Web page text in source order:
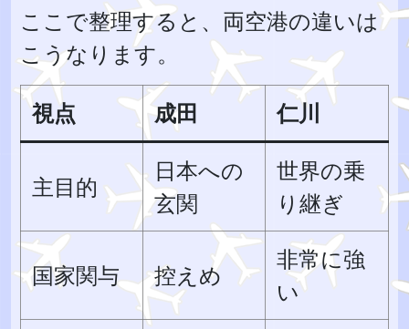
ここで整理すると、両空港の違いは
こうなります。
視点
成田 仁川
主目的
日本への
玄関
世界の乗
り継ぎ
国家関与 控えめ
非常に強
い